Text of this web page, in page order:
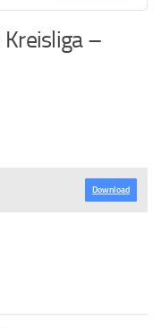
–
Download